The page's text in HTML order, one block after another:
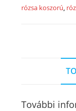
rózsa koszorú,
További